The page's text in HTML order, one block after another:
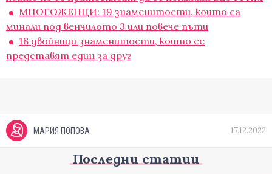
МНОГОЖЕНЦИ: 19 знаменитости, които са
минали под венчилото 3 или повече пъти
18 двойници знаменитости, които се
представят един за друг
МАРИЯ ПОПОВА 17.12.2022
Последни статии